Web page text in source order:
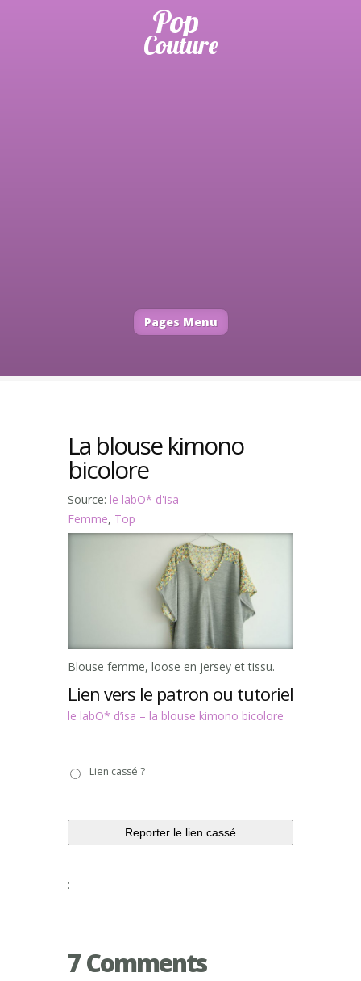
Pages Menu
La blouse kimono
bicolore
Source: le labO* d'isa
Femme, Top
Blouse femme, loose en jersey et tissu.
Lien vers le patron ou tutoriel
le labO* d’isa – la blouse kimono bicolore
casséLien cassé ?
:
7 Comments